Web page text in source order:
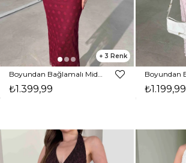
3
Boyundan Bağlamalı Midi Boy Bordo Jonas Kadın Elbise 26Y284
₺1.399,99 ₺1.199,99